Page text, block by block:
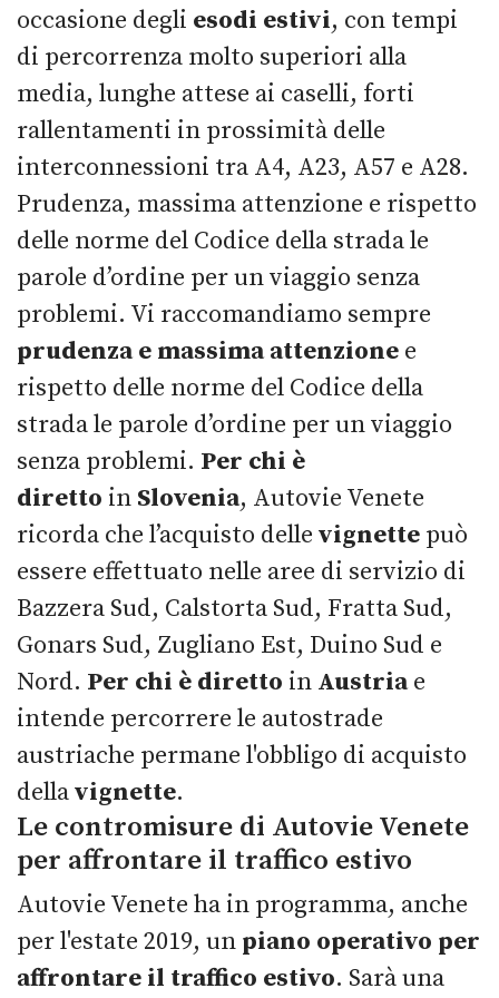
occasione degli esodi estivi, con tempi
di percorrenza molto superiori alla
media, lunghe attese ai caselli, forti
rallentamenti in prossimità delle
interconnessioni tra A4, A23, A57 e A28.
Prudenza, massima attenzione e rispetto
delle norme del Codice della strada le
parole d’ordine per un viaggio senza
problemi. Vi raccomandiamo sempre
prudenza e massima attenzione e
rispetto delle norme del Codice della
strada le parole d’ordine per un viaggio
senza problemi. Per chi è
diretto in Slovenia, Autovie Venete
ricorda che l’acquisto delle vignette può
essere effettuato nelle aree di servizio di
Bazzera Sud, Calstorta Sud, Fratta Sud,
Gonars Sud, Zugliano Est, Duino Sud e
Nord. Per chi è diretto in Austriae
intende percorrere le autostrade
austriache permane l'obbligo di acquisto
dellavignette.
Le contromisure di Autovie Venete
per affrontare il traffico estivo
Autovie Venete ha in programma, anche
per l'estate 2019, un piano operativo per
affrontare il traffico estivo. Sarà una